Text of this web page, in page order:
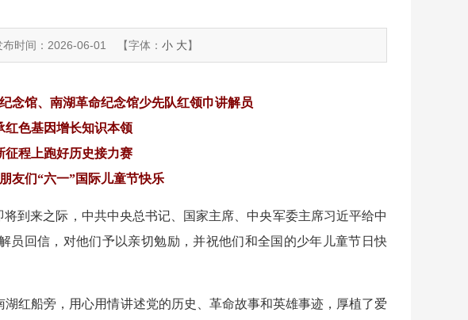
布时间：2026-06-01 【字体：小 大】
念馆、南湖革命纪念馆少先队红领巾讲解员
红色基因增长知识本领
征程上跑好历史接力赛
友们“六一”国际儿童节快乐
到来之际，中共中央总书记、国家主席、中央军委主席习近平给中
员回信，对他们予以亲切勉励，并祝他们和全国的少年儿童节日快
红船旁，用心用情讲述党的历史、革命故事和英雄事迹，厚植了爱